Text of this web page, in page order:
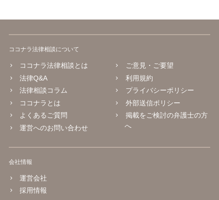
ココナラ法律相談について
ココナラ法律相談とは
法律Q&A
法律相談コラム
ココナラとは
よくあるご質問
運営へのお問い合わせ
ご意見・ご要望
利用規約
プライバシーポリシー
外部送信ポリシー
掲載をご検討の弁護士の方
へ
会社情報
運営会社
採用情報